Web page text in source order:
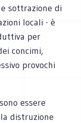
sottrazione di
locali - è
per
concimi,
provochi
essere
distruzione